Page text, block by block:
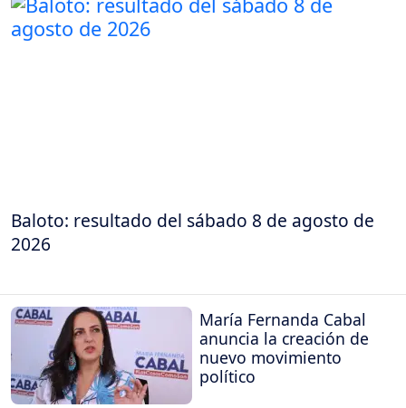
Baloto: resultado del sábado 8 de agosto de
2026
María Fernanda Cabal
anuncia la creación de
nuevo movimiento
político